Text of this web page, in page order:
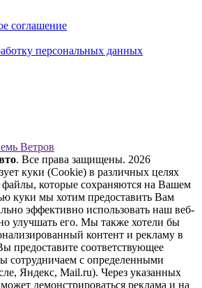
соглашение
персональных данных
Ветров
. Все права защищены. 2026
куки (Cookie) в различных целях
которые сохраняются на Вашем
куки мы хотим предоставить Вам
эффективно использовать наш веб-
улучшать его. Мы также хотели бы
контент и рекламу в
предоставите соответствующее
сотрудничаем с определенными
Яндекс, Mail.ru). Через указанных
демонстрироваться реклама и на